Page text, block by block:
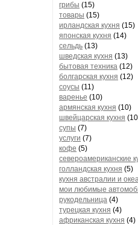
грибы (15)
товары (15)
ирландская кухня (15)
японская кухня (14)
сельдь (13)
шведская кухня (13)
бытовая техника (12)
болгарская кухня (12)
соусы (11)
варенье (10)
армянская кухня (10)
швейцарская кухня
супы (7)
услуги (7)
кофе (5)
североамериканские
голландская кухня (5)
кухня австралии и
мои любимые
рукодельница (4)
турецкая кухня (4)
африканская кухня (4)